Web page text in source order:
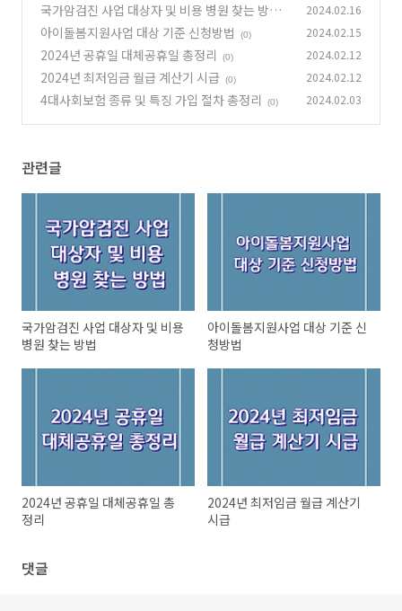
국가암검진 사업 대상자 및 비용 병원 찾는 방법
(0)
2024.02.16
아이돌봄지원사업 대상 기준 신청방법 (0) 2024.02.15
2024년 공휴일 대체공휴일 총정리 (0) 2024.02.12
2024년 최저임금 월급 계산기 시급 (0) 2024.02.12
4대사회보험 종류 및 특징 가입 절차 총정리 (0) 2024.02.03
관련글
국가암검진 사업 대상자 및 비용
병원 찾는 방법
아이돌봄지원사업 대상 기준 신
청방법
2024년 공휴일 대체공휴일 총
정리
2024년 최저임금 월급 계산기
시급
댓글